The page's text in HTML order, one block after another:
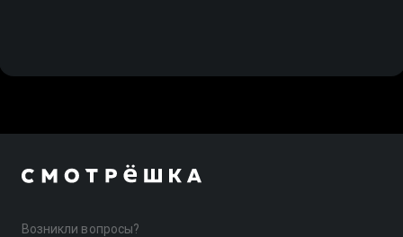
Возникли вопросы?